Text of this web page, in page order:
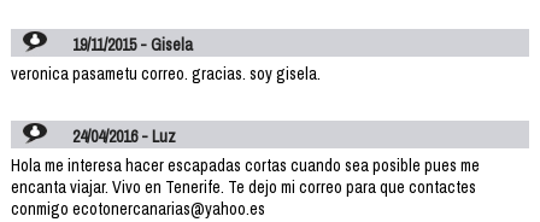
19/11/2015 - Gisela
veronica pasametu correo. gracias. soy gisela.
24/04/2016 - Luz
Hola me interesa hacer escapadas cortas cuando sea posible pues me
encanta viajar. Vivo en Tenerife. Te dejo mi correo para que contactes
conmigo ecotonercanarias@yahoo.es